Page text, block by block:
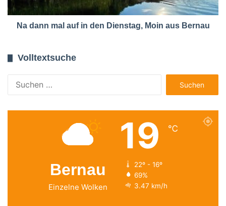
Na dann mal auf in den Dienstag, Moin aus Bernau
Volltextsuche
nach:
Bernau
Einzelne Wolken
19 ℃
22º - 16º
69%
3.47 km/h